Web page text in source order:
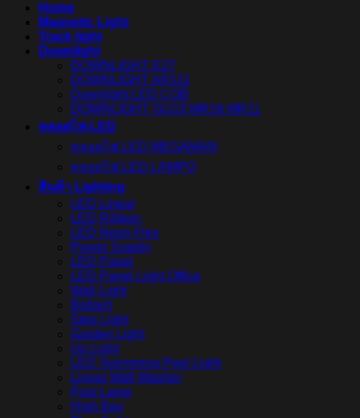
Home
Magnetic Light
Track light
Downlight
DOWNLIGHT E27
DOWNLIGHT AR111
Downlight LED COB
DOWNLIGHT GU10 MR16 MR11
หลอดไฟ LED
หลอดไฟ LED MEGAMAN
หลอดไฟ LED LAMPO
สินค้า Lighting
LED Linear
LED Ribbon
LED Neon Flex
Power Supply
LED Panel
LED Panel Light Office
Wall Light
Bollard
Step Light
Garden Light
Up Light
LED Swimming Pool Light
Linear Wall Washer
Post Lamp
High Bay